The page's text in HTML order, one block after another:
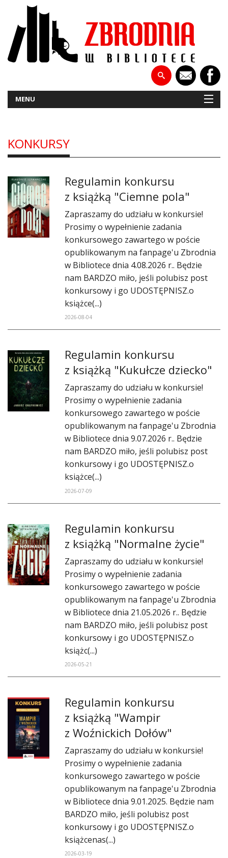
MENU
NOWOŚCI
WYWIADY
RECENZJE
DO CZYTANIA
NA EKRANIE
KONKURSY
Regulamin konkursu
z książką "Ciemne pola"
Zapraszamy do udziału w konkursie!
Prosimy o wypełnienie zadania
konkursowego zawartego w poście
opublikowanym na fanpage'u Zbrodnia
w Bibliotece dnia 4.08.2026 r.. Będzie
nam BARDZO miło, jeśli polubisz post
konkursowy i go UDOSTĘPNISZ.o
książce(...)
2026-08-04
Regulamin konkursu
z książką "Kukułcze dziecko"
Zapraszamy do udziału w konkursie!
Prosimy o wypełnienie zadania
konkursowego zawartego w poście
opublikowanym na fanpage'u Zbrodnia
w Bibliotece dnia 9.07.2026 r.. Będzie
nam BARDZO miło, jeśli polubisz post
konkursowy i go UDOSTĘPNISZ.o
książce(...)
2026-07-09
Regulamin konkursu
z książką "Normalne życie"
Zapraszamy do udziału w konkursie!
Prosimy o wypełnienie zadania
konkursowego zawartego w poście
opublikowanym na fanpage'u Zbrodnia
w Bibliotece dnia 21.05.2026 r.. Będzie
nam BARDZO miło, jeśli polubisz post
konkursowy i go UDOSTĘPNISZ.o
książc(...)
2026-05-21
Regulamin konkursu
z książką "Wampir
z Woźnickich Dołów"
Zapraszamy do udziału w konkursie!
Prosimy o wypełnienie zadania
konkursowego zawartego w poście
opublikowanym na fanpage'u Zbrodnia
w Bibliotece dnia 9.01.2025. Będzie nam
BARDZO miło, jeśli polubisz post
konkursowy i go UDOSTĘPNISZ.o
książcenas(...)
2026-03-19